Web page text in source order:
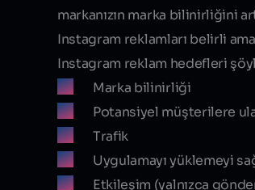
markanızın marka bilinirliğini
Instagram reklamları belirli
Instagram reklam hedefleri
Marka bilinirliği
Potansiyel müşterilere
Trafik
Uygulamayı yüklemeyi
Etkileşim (yalnızca